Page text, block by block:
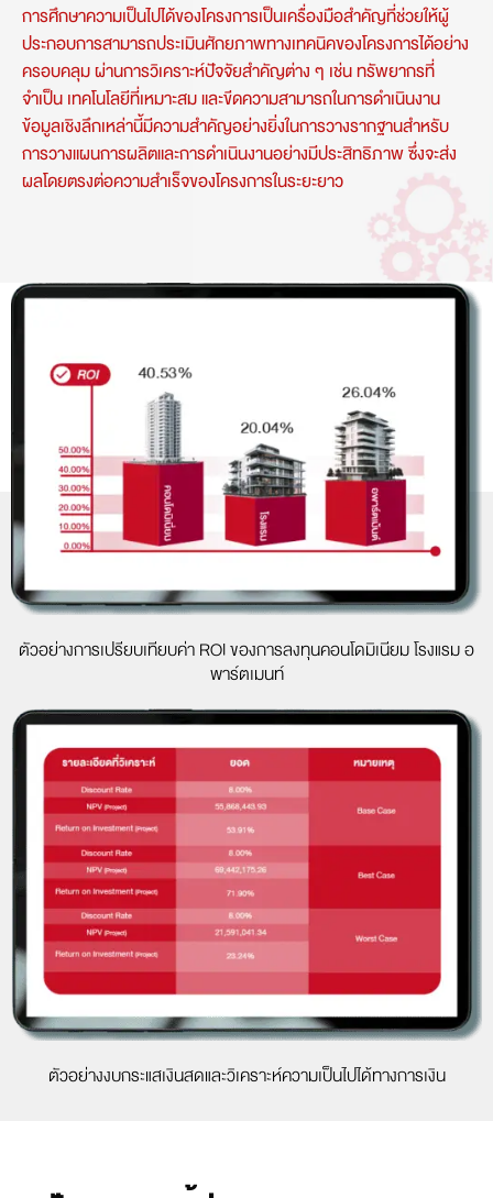
การศึกษาความเป็นไปได้ของโครงการเป็นเครื่องมือสำคัญที่ช่วยให้ผู้
ประกอบการสามารถประเมินศักยภาพทางเทคนิคของโครงการได้อย่าง
ครอบคลุม ผ่านการวิเคราะห์ปัจจัยสำคัญต่าง ๆ เช่น ทรัพยากรที่
จำเป็น เทคโนโลยีที่เหมาะสม และขีดความสามารถในการดำเนินงาน
ข้อมูลเชิงลึกเหล่านี้มีความสำคัญอย่างยิ่งในการวางรากฐานสำหรับ
การวางแผนการผลิตและการดำเนินงานอย่างมีประสิทธิภาพ ซึ่งจะส่ง
ผลโดยตรงต่อความสำเร็จของโครงการในระยะยาว
ตัวอย่างการเปรียบเทียบค่า ROI ของการลงทุนคอนโดมิเนียม โรงแรม อ
พาร์ตเมนท์
ตัวอย่างงบกระแสเงินสดและวิเคราะห์ความเป็นไปได้ทางการเงิน